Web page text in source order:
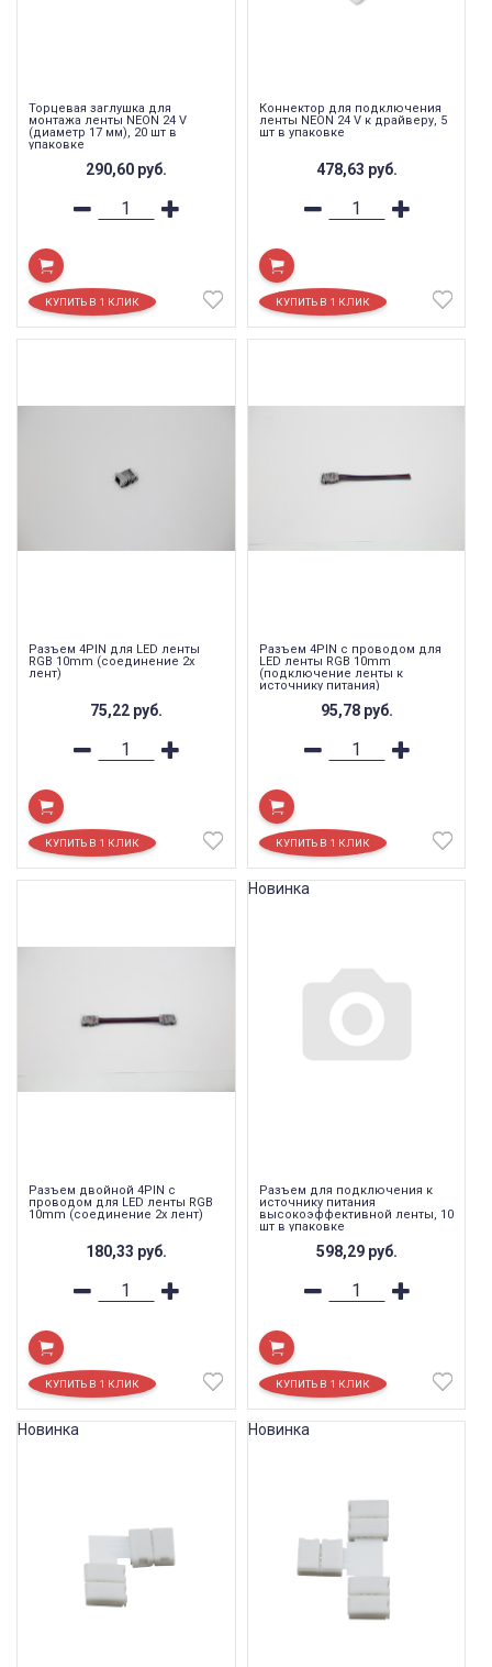
Торцевая заглушка для
монтажа ленты NEON 24 V
(диаметр 17 мм), 20 шт в
упаковке
290,60 руб.
Коннектор для подключения
ленты NEON 24 V к драйверу, 5
шт в упаковке
478,63 руб.
Разъем 4PIN для LED ленты
RGB 10mm (соединение 2х
лент)
75,22 руб.
Разъем 4PIN с проводом для
LED ленты RGB 10mm
(подключение ленты к
источнику питания)
95,78 руб.
Разъем двойной 4PIN с
проводом для LED ленты RGB
10mm (соединение 2х лент)
180,33 руб.
Разъем для подключения к
источнику питания
высокоэффективной ленты, 10
шт в упаковке
598,29 руб.
Новинка
Новинка Новинка